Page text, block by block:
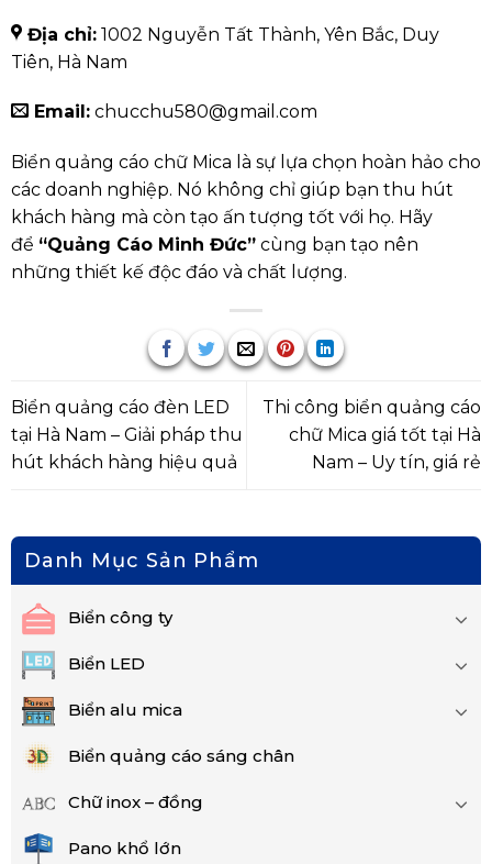
Địa chỉ:1002 Nguyễn Tất Thành, Yên Bắc, Duy
Tiên, Hà Nam
Email:chucchu580@gmail.com
Biển quảng cáo chữ Mica là sự lựa chọn hoàn hảo cho
các doanh nghiệp. Nó không chỉ giúp bạn thu hút
khách hàng mà còn tạo ấn tượng tốt với họ. Hãy
để “Quảng Cáo Minh Đức”cùng bạn tạo nên
những thiết kế độc đáo và chất lượng.
Biển quảng cáo đèn LED
tại Hà Nam – Giải pháp thu
hút khách hàng hiệu quả
Thi công biển quảng cáo
chữ Mica giá tốt tại Hà
Nam – Uy tín, giá rẻ
Danh Mục Sản Phẩm
Biển công ty
Biển LED
Biển alu mica
Biển quảng cáo sáng chân
Chữ inox – đồng
Pano khổ lớn